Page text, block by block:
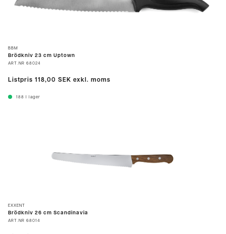
BBM
Brödkniv 23 cm Uptown
ART.NR 68024
Listpris 118,00 SEK exkl. moms
188 I lager
EXXENT
Brödkniv 26 cm Scandinavia
ART.NR 68014